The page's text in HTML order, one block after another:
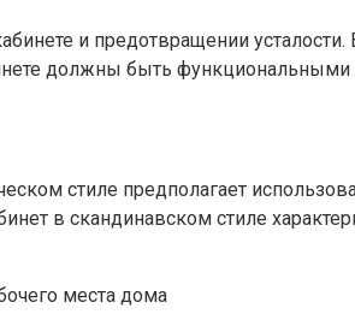
и предотвращении
должны быть
стиле предполагает
в скандинавском стиле